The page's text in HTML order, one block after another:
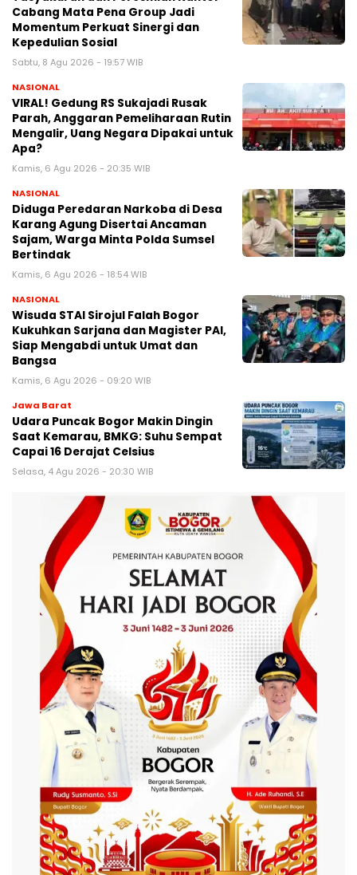
Cabang Mata Pena Group Jadi
Momentum Perkuat Sinergi dan
Kepedulian Sosial
Sabtu, 8 Agu 2026 - 19:57 WIB
NASIONAL
VIRAL! Gedung RS Sukajadi Rusak
Parah, Anggaran Pemeliharaan Rutin
Mengalir, Uang Negara Dipakai untuk
Apa?
Kamis, 6 Agu 2026 - 20:35 WIB
NASIONAL
Diduga Peredaran Narkoba di Desa
Karang Agung Disertai Ancaman
Sajam, Warga Minta Polda Sumsel
Bertindak
Kamis, 6 Agu 2026 - 18:54 WIB
NASIONAL
Wisuda STAI Sirojul Falah Bogor
Kukuhkan Sarjana dan Magister PAI,
Siap Mengabdi untuk Umat dan
Bangsa
Kamis, 6 Agu 2026 - 09:20 WIB
Jawa Barat
Udara Puncak Bogor Makin Dingin
Saat Kemarau, BMKG: Suhu Sempat
Capai 16 Derajat Celsius
Selasa, 4 Agu 2026 - 20:30 WIB